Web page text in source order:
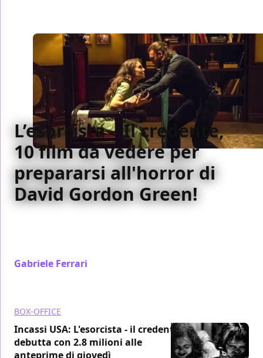
L’esorcista – Il credente,
10 film da vedere per
prepararsi all'horror di
David Gordon Green!
Gabriele Ferrari
BOX-OFFICE
Incassi USA: L'esorcista - il credente
debutta con 2.8 milioni alle
anteprime di giovedì